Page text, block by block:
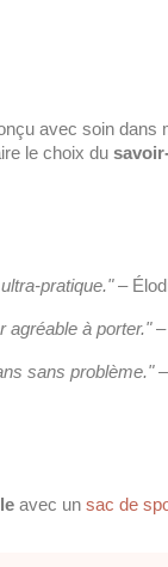
avec soin
le choix du
pratique."–
agréable à porter."–
sans problème."–
avec un sac de